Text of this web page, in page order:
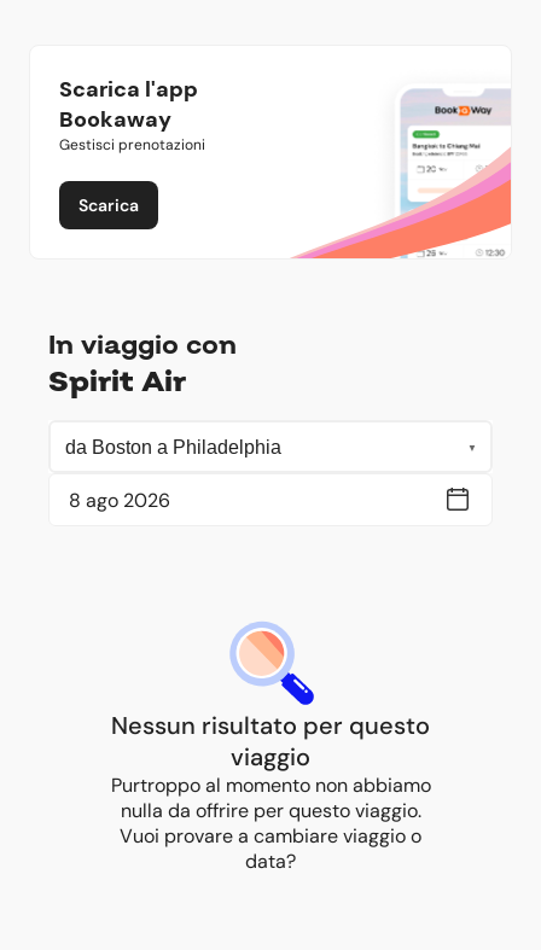
Scarica l'app
Bookaway
Gestisci prenotazioni
Scarica
In viaggio con
Spirit Air
Nessun risultato per questo
viaggio
Purtroppo al momento non abbiamo
nulla da offrire per questo viaggio.
Vuoi provare a cambiare viaggio o
data?